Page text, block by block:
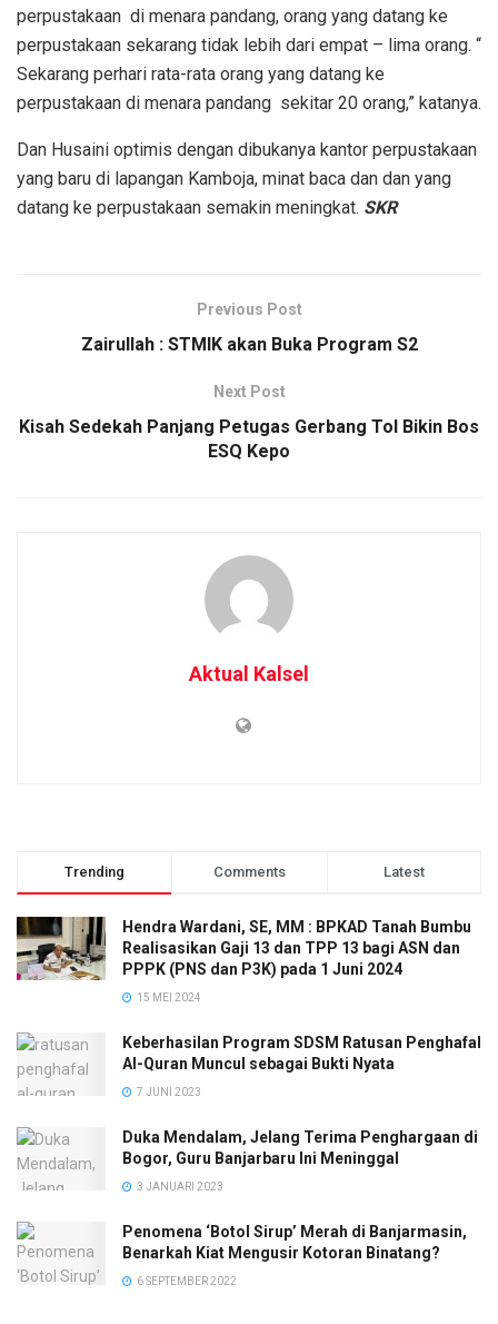
perpustakaan di menara pandang, orang yang datang ke
perpustakaan sekarang tidak lebih dari empat – lima orang. “
Sekarang perhari rata-rata orang yang datang ke
perpustakaan di menara pandang sekitar 20 orang,” katanya.
Dan Husaini optimis dengan dibukanya kantor perpustakaan
yang baru di lapangan Kamboja, minat baca dan dan yang
datang ke perpustakaan semakin meningkat. SKR
Previous Post
Zairullah : STMIK akan Buka Program S2
Next Post
Kisah Sedekah Panjang Petugas Gerbang Tol Bikin Bos
ESQ Kepo
Aktual Kalsel
Trending Comments Latest
Hendra Wardani, SE, MM : BPKAD Tanah Bumbu
Realisasikan Gaji 13 dan TPP 13 bagi ASN dan
PPPK (PNS dan P3K) pada 1 Juni 2024
15 MEI 2024
Keberhasilan Program SDSM Ratusan Penghafal
Al-Quran Muncul sebagai Bukti Nyata
7 JUNI 2023
Duka Mendalam, Jelang Terima Penghargaan di
Bogor, Guru Banjarbaru Ini Meninggal
3 JANUARI 2023
Penomena ‘Botol Sirup’ Merah di Banjarmasin,
Benarkah Kiat Mengusir Kotoran Binatang?
6 SEPTEMBER 2022